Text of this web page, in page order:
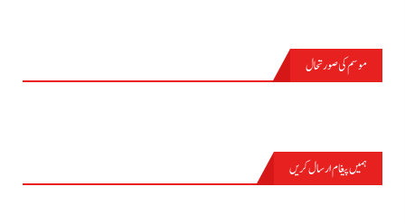
موسم کی صورتحال
ہمیں پیغام ارسال کریں